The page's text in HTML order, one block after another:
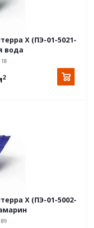
X (ПЭ-01-5021-
вода
2
X (ПЭ-01-5002-